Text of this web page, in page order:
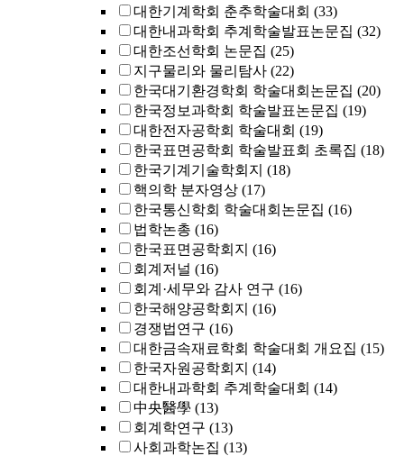
대한기계학회 춘추학술대회 (33)
대한내과학회 추계학술발표논문집 (32)
대한조선학회 논문집 (25)
지구물리와 물리탐사 (22)
한국대기환경학회 학술대회논문집 (20)
한국정보과학회 학술발표논문집 (19)
대한전자공학회 학술대회 (19)
한국표면공학회 학술발표회 초록집 (18)
한국기계기술학회지 (18)
핵의학 분자영상 (17)
한국통신학회 학술대회논문집 (16)
법학논총 (16)
한국표면공학회지 (16)
회계저널 (16)
회계·세무와 감사 연구 (16)
한국해양공학회지 (16)
경쟁법연구 (16)
대한금속재료학회 학술대회 개요집 (15)
한국자원공학회지 (14)
대한내과학회 추계학술대회 (14)
中央醫學 (13)
회계학연구 (13)
사회과학논집 (13)